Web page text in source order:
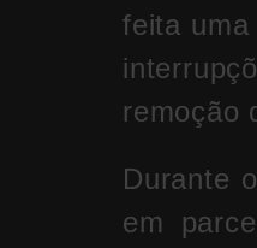
feita uma
remoção
Durante
em